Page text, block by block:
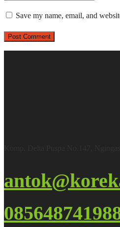
Save my name, email, and